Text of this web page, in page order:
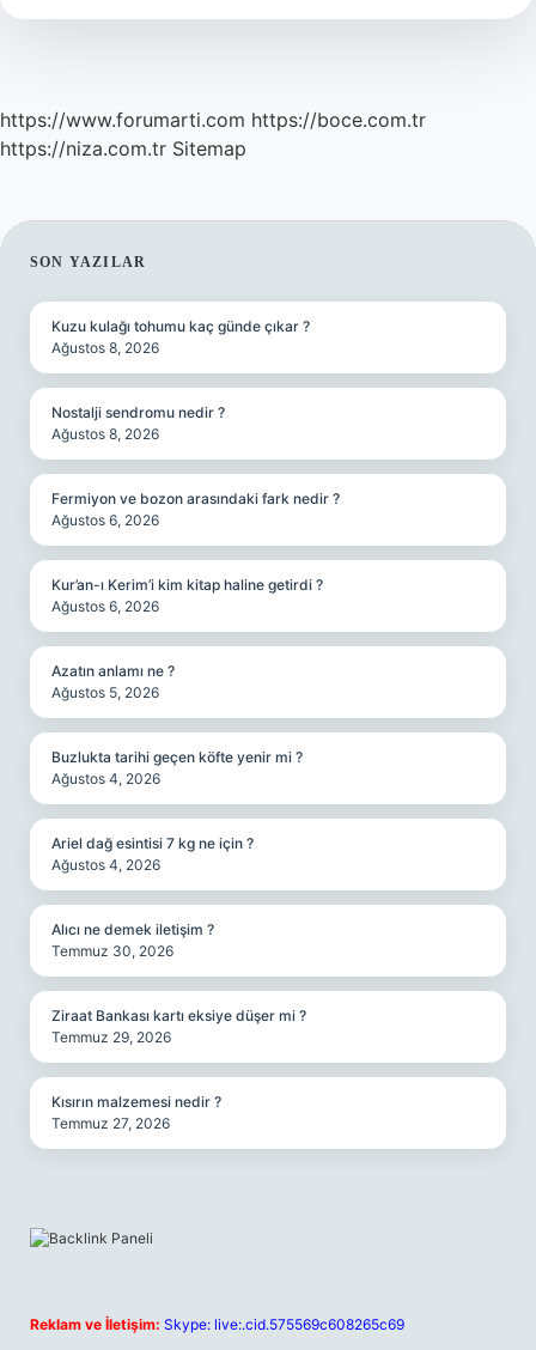
hangi
https://www.forumarti.com https://boce.com.tr
https://niza.com.tr Sitemap
SIDEBAR
SON YAZILAR
Kuzu kulağı tohumu kaç günde çıkar ?
Ağustos 8, 2026
Nostalji sendromu nedir ?
Ağustos 8, 2026
Fermiyon ve bozon arasındaki fark nedir ?
Ağustos 6, 2026
Kur’an-ı Kerim’i kim kitap haline getirdi ?
Ağustos 6, 2026
Azatın anlamı ne ?
Ağustos 5, 2026
Buzlukta tarihi geçen köfte yenir mi ?
Ağustos 4, 2026
Ariel dağ esintisi 7 kg ne için ?
Ağustos 4, 2026
Alıcı ne demek iletişim ?
Temmuz 30, 2026
Ziraat Bankası kartı eksiye düşer mi ?
Temmuz 29, 2026
Kısırın malzemesi nedir ?
Temmuz 27, 2026
Reklam ve İletişim: Skype: live:.cid.575569c608265c69